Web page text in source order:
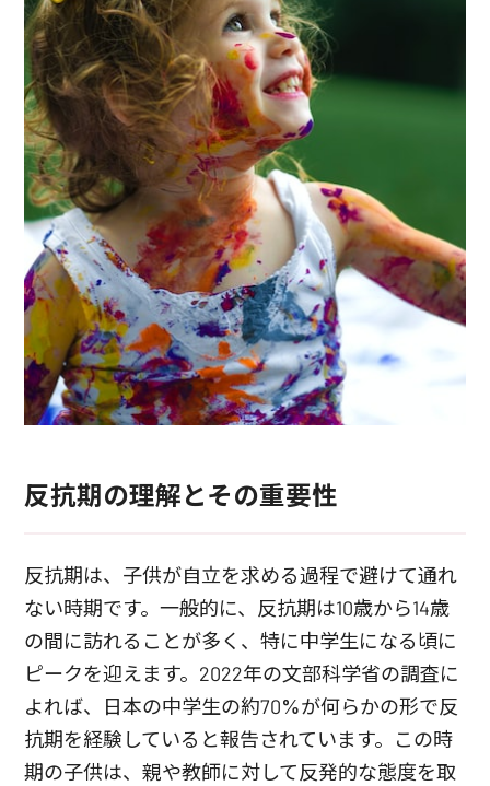
反抗期の理解とその重要性
反抗期は、子供が自立を求める過程で避けて通れ
ない時期です。一般的に、反抗期は10歳から14歳
の間に訪れることが多く、特に中学生になる頃に
ピークを迎えます。2022年の文部科学省の調査に
よれば、日本の中学生の約70%が何らかの形で反
抗期を経験していると報告されています。この時
期の子供は、親や教師に対して反発的な態度を取